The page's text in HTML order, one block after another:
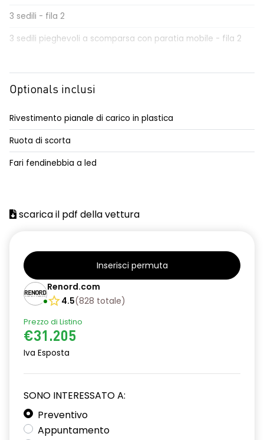
3 sedili - fila 2
3 sedili pieghevoli a scomparsa con paratia mobile - fila 2
airbag conducente e passeggero
aletta parasole conducente
aletta parasole passeggero
carico utile aumentato
commutatore airbag frontale passeggero
cruise control
driver display 7'' a colori
esp+hsa
fari alogeni
freno di stazionamento elettrico
HARM01
intelligent speed assistance ISA
Optionals inclusi
Rivestimento pianale di carico in plastica
Ruota di scorta
Fari fendinebbia a led
scarica il pdf della vettura
Inserisci permuta
Renord.com
4.5(828 totale)
Prezzo di Listino
€31.205
Iva Esposta
SONO INTERESSATO A:
Preventivo
Appuntamento